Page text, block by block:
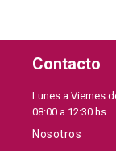
Contacto
Lunes a Viernes
08:00 a 12:30 hs
Nosotros